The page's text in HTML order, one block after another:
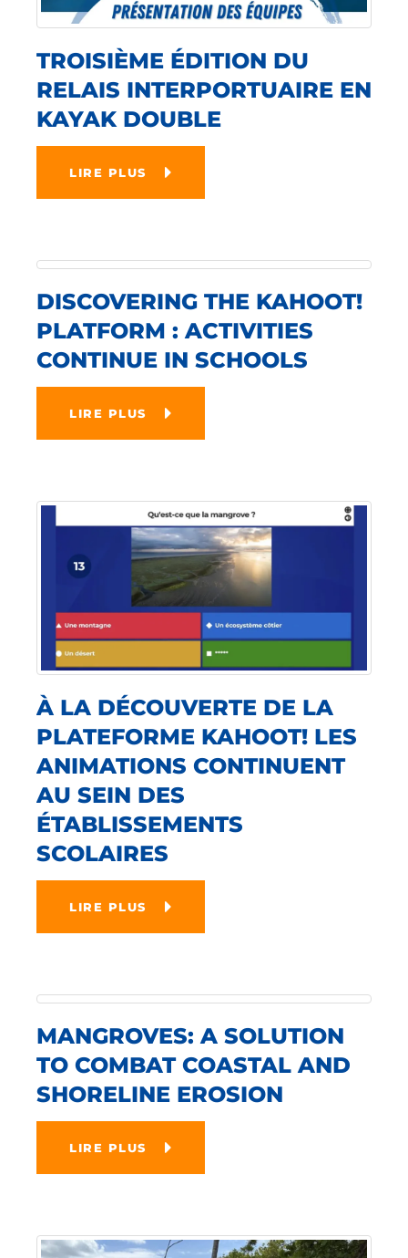
TROISIÈME ÉDITION DU
RELAIS INTERPORTUAIRE EN
KAYAK DOUBLE
LIRE PLUS
DISCOVERING THE KAHOOT!
PLATFORM : ACTIVITIES
CONTINUE IN SCHOOLS
LIRE PLUS
À LA DÉCOUVERTE DE LA
PLATEFORME KAHOOT! LES
ANIMATIONS CONTINUENT
AU SEIN DES
ÉTABLISSEMENTS
SCOLAIRES
LIRE PLUS
MANGROVES: A SOLUTION
TO COMBAT COASTAL AND
SHORELINE EROSION
LIRE PLUS